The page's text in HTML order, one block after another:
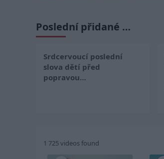
Poslední přidané …
Srdcervoucí poslední
slova dětí před
popravou…
1 725 videos found